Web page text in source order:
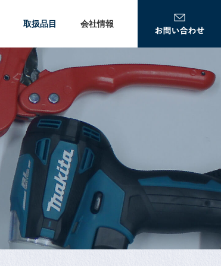
取扱品目 会社情報